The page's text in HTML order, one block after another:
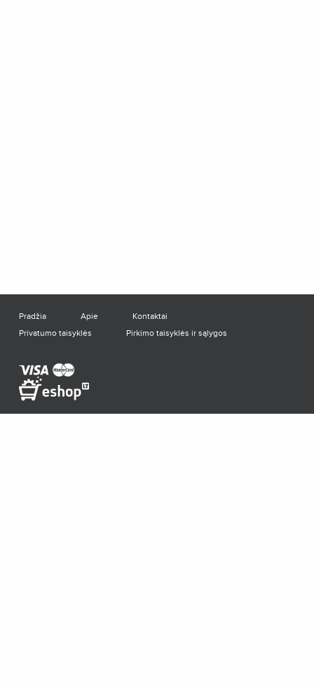
Pradžia Apie
Kontaktai
Privatumo taisyklės
Pirkimo taisyklės ir sąlygos